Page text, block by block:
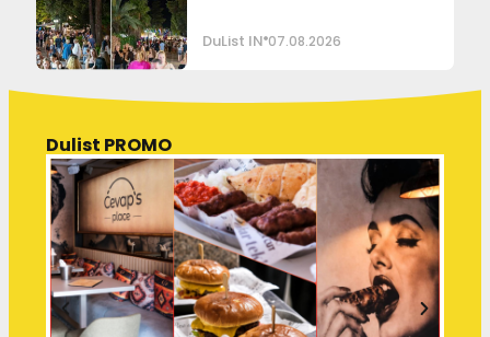
DuList IN 07.08.2026
Dulist PROMO